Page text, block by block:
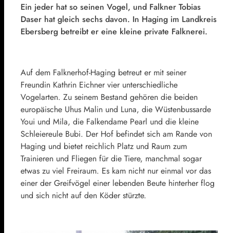
Ein jeder hat so seinen Vogel, und Falkner Tobias
Daser hat gleich sechs davon. In Haging im Landkreis
Ebersberg betreibt er eine kleine private Falknerei.
Auf dem Falknerhof-Haging betreut er mit seiner
Freundin Kathrin Eichner vier unterschiedliche
Vogelarten. Zu seinem Bestand gehören die beiden
europäische Uhus Malin und Luna, die Wüstenbussarde
Youi und Mila, die Falkendame Pearl und die kleine
Schleiereule Bubi. Der Hof befindet sich am Rande von
Haging und bietet reichlich Platz und Raum zum
Trainieren und Fliegen für die Tiere, manchmal sogar
etwas zu viel Freiraum. Es kam nicht nur einmal vor das
einer der Greifvögel einer lebenden Beute hinterher flog
und sich nicht auf den Köder stürzte.